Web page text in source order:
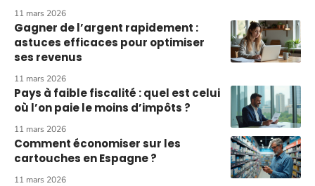
11 mars 2026
Gagner de l’argent rapidement :
astuces efficaces pour optimiser
ses revenus
11 mars 2026
Pays à faible fiscalité : quel est celui
où l’on paie le moins d’impôts ?
11 mars 2026
Comment économiser sur les
cartouches en Espagne ?
11 mars 2026